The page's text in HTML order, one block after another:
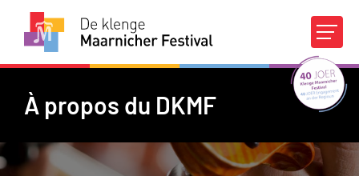
Agenda
Concours
À propos du DKMF
À propos du DKMF